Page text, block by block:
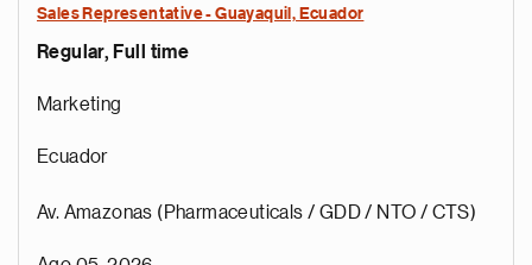
Sales Representative - Guayaquil, Ecuador
Regular, Full time
Marketing
Ecuador
Av. Amazonas (Pharmaceuticals / GDD / NTO / CTS)